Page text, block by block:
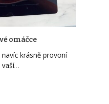
omáčce
navíc krásně provoní
vaší…